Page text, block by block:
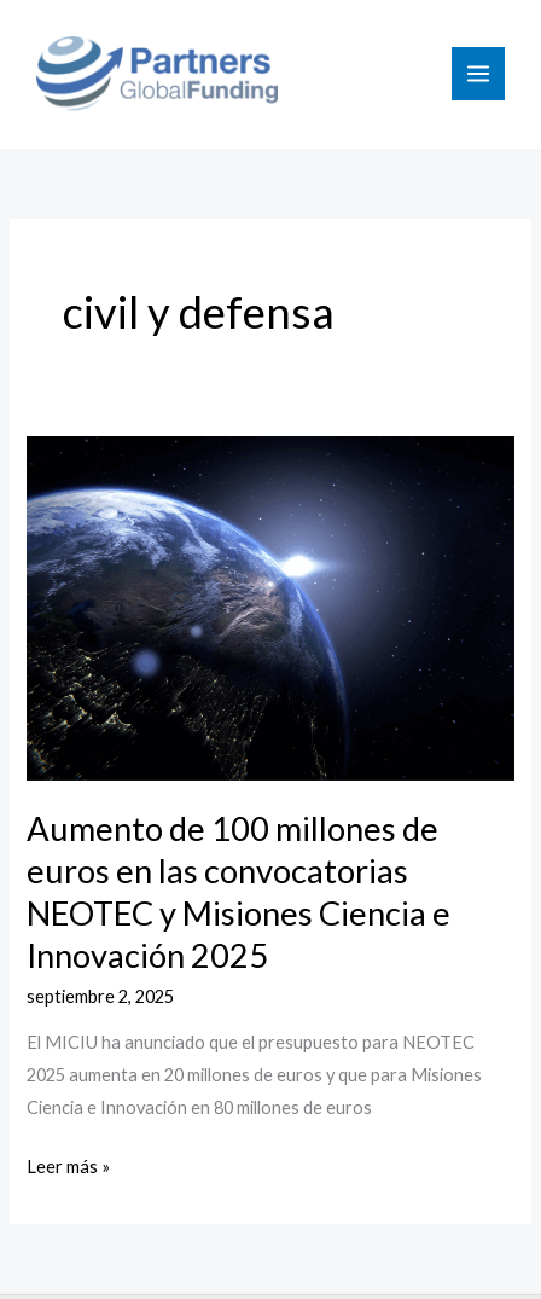
contenido
civil y defensa
Aumento de 100 millones de
euros en las convocatorias
NEOTEC y Misiones Ciencia e
Innovación 2025
septiembre 2, 2025
El MICIU ha anunciado que el presupuesto para NEOTEC
2025 aumenta en 20 millones de euros y que para Misiones
Ciencia e Innovación en 80 millones de euros
Aumento
100
millones
de
euros
en
las
convocatorias
NEOTEC
y
Ciencia
e
Innovación
2025
Leer más »